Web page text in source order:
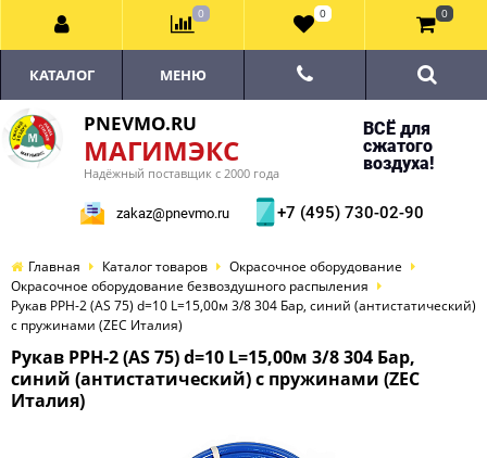
PNEVMO.RU
МАГИМЭКС
Надёжный поставщик с 2000 года
ВСЁ для
сжатого
воздуха!
zakaz@pnevmo.ru +7 (495) 730-02-90
КАТАЛОГ МЕНЮ
Главная Каталог товаров
Окрасочное оборудование
Окрасочное оборудование безвоздушного распыления
Рукав PPH-2 (AS 75) d=10 L=15,00м 3/8 304 Бар, синий (антистатический)
с пружинами (ZEC Италия)
Рукав PPH-2 (AS 75) d=10 L=15,00м 3/8 304 Бар,
синий (антистатический) с пружинами (ZEC
Италия)
0 0 0